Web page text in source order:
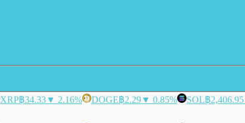
XRP฿34.33▼ 2.16% DOGE฿2.29▼ 0.85% SOL฿2,406.95